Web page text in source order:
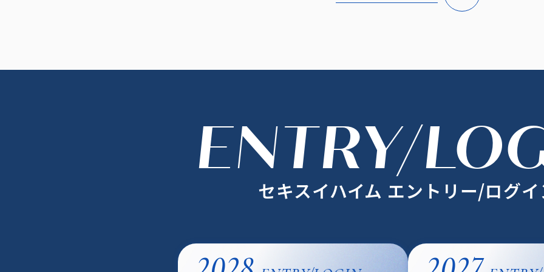
ENTRY/
セキスイハイム エントリー/ログ